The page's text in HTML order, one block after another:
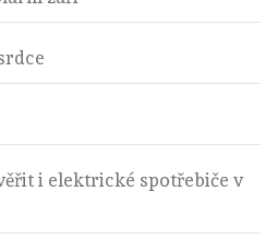
i elektrické spotřebiče v